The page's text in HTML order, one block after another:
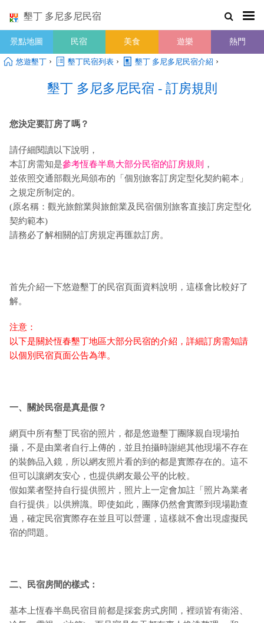
墾丁 多尼多尼民宿
景點地圖 民宿 美食 遊樂 熱門
悠遊墾丁 › 墾丁民宿列表 › 墾丁 多尼多尼民宿介紹 ›
墾丁 多尼多尼民宿 - 訂房規則
您決定要訂房了嗎？
請仔細閱讀以下說明，
本訂房需知是參考恆春半島大部分民宿的訂房規則
，
並依照交通部觀光局頒布的「個別旅客訂房定型化契約範本」
之規定所制定的。
(原名稱：觀光旅館業與旅館業及民宿個別旅客直接訂房定型化
契約範本)
請務必了解相關的訂房規定再匯款訂房。
首先介紹一下悠遊墾丁的民宿頁面資料說明，這樣會比較好了
解。
注意：
以下是關於恆春墾丁地區大部分民宿的介紹，詳細訂房需知請
以個別民宿頁面公告為準。
一、關於民宿是真是假？
網頁中所有墾丁民宿的照片，都是悠遊墾丁團隊親自現場拍
攝，不是由業者自行上傳的，並且拍攝時謝絕其他現場不存在
的裝飾品入鏡，所以網友照片看的到的都是實際存在的。這不
但可以讓網友安心，也提供網友最公平的比較。
假如業者堅持自行提供照片，照片上一定會加註「照片為業者
自行提供」以供辨識。即使如此，團隊仍然會實際到現場勘查
過，確定民宿實際存在並且可以營運，這樣就不會出現虛擬民
宿的問題。
二、民宿房間的樣式：
基本上恆春半島民宿目前都是採套房式房間，裡頭皆有衛浴、